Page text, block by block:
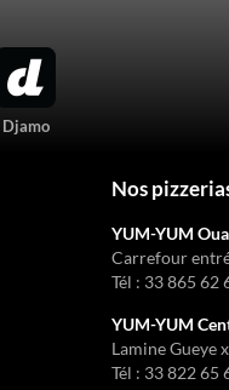
Djamo
Nos
YUM-YUM
Carrefour
Tél : 33 865 62
YUM-YUM
Lamine Gueye
Tél : 33 822 65